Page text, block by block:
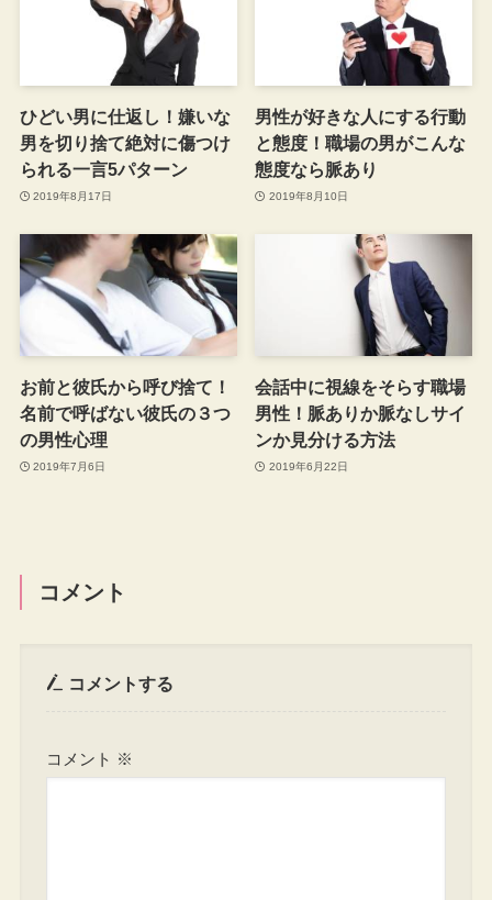
ひどい男に仕返し！嫌いな
男を切り捨て絶対に傷つけ
られる一言5パターン
2019年8月17日
男性が好きな人にする行動
と態度！職場の男がこんな
態度なら脈あり
2019年8月10日
お前と彼氏から呼び捨て！
名前で呼ばない彼氏の３つ
の男性心理
2019年7月6日
会話中に視線をそらす職場
男性！脈ありか脈なしサイ
ンか見分ける方法
2019年6月22日
コメント
コメントする
コメント ※